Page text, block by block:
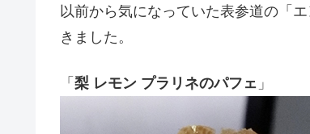
以前から気になっていた表参道の「
きました。
「 梨 レモン プラリネのパフェ 」